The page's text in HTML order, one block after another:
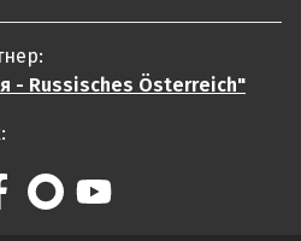
- Russisches Österreich"